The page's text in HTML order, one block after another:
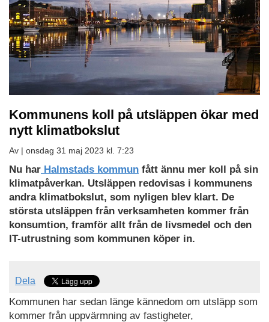
Kommunens koll på utsläppen ökar med
nytt klimatbokslut
Av | onsdag 31 maj 2023 kl. 7:23
Ladda
ned
som
PDF
Nu har Halmstads kommun fått ännu mer koll på sin
klimatpåverkan. Utsläppen redovisas i kommunens
andra klimatbokslut, som nyligen blev klart. De
största utsläppen från verksamheten kommer från
konsumtion, framför allt från de livsmedel och den
IT-utrustning som kommunen köper in.
Dela
Kommunen har sedan länge kännedom om utsläpp som
kommer från uppvärmning av fastigheter,